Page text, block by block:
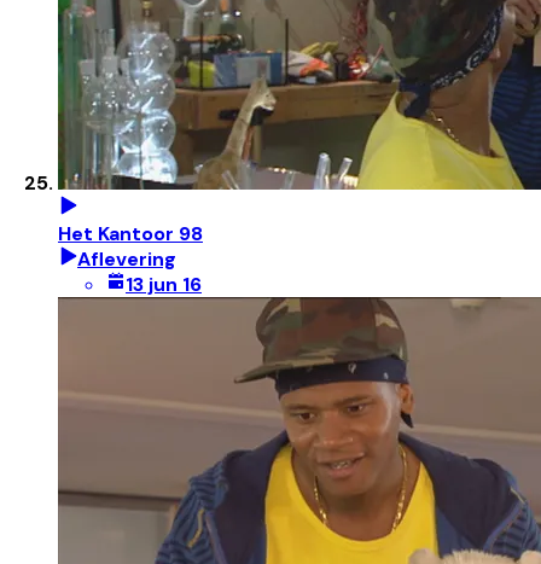
Het Kantoor 98
Aflevering
13 jun 16